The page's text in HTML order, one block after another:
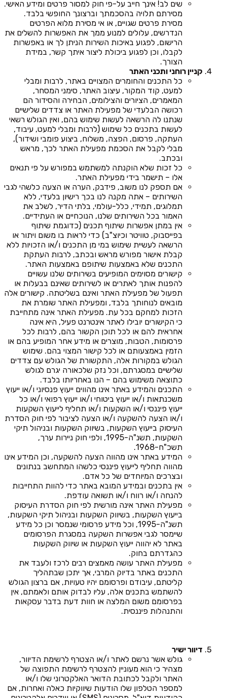
שים לב! אינך חייב על-פי חוק למסור פרטים ומידע האישי.
מסירתם תלויה בהסכמתך וברצונך החופשי בלבד.
מסירת פרטים שגויים, או אי מסירת מלוא הפרטים
הנדרשים, עלולים למנוע ממך את האפשרות להשלים את
הרישום, לפגוע באיכות השירות הניתן לך או באפשרות
לקבלו, וכן לפגוע ביכולת ליצור איתך קשר, במידת
הצורך.
קניין רוחני ותכני האתר
כל התכנים והחומרים המצויים באתר, לרבות ומבלי
למעט, קוד המקור, עיצוב האתר, סימני המסחר,
המאמרים, הציורים והצילומים, הבחירה והסידור הם
רכושה הבלעדי של מפעילת האתר או צדדים שלישיים
שנתנו לה הרשאה לעשות שימוש בהם, ואין הגולש רשאי
לעשות בתכנים כל שימוש (לרבות ומבלי למעט, עיבוד,
העתקה, פרסום, הפצה, משלוח, ביצוע פומבי ושידור),
מבלי לקבל את הסכמת מפעילת האתר לכך, מראש
ובכתב.
כל זכות שלא הוקנתה למשתמש במפורש על פי תנאים
אלו – תישמר בידי מפעילת האתר.
אם תספק לנו משוב, פידבק, הערה או הצעה כלשהי לגבי
השירותים – אתה מקנה לנו בכך רישיון בלעדי, ללא
תמלוגים, תמידי, כלל-עולמי, בלתי הדיר, לשלב את
האמור בכל השירותים שלנו, הנוכחיים או העתידיים.
אין במתן אפשרות שיתוף תכנים (כדוגמת שיתוף
בפייסבוק, טוויטר וכיוצ"ב) כדי לראות בו משום ויתור או
הרשאה לעשיית שימוש במי מן התכנים ו/או הזכויות ללא
קבלת אישור מפורש מראש ובכתב, לרבות העתקת
התכנים שלא באמצעות שיתופם באמצעות האתר.
קישורים מסוימים המופיעים בשירותים שלנו עשויים
להפנות אותך לאתרים או לשירותים שאינם בבעלות או
תפעול של מפעילת האתר ואינם בשליטתה. קישורים אלה
מובאים לנוחותך בלבד, ומפעילת האתר שומרת את
הזכות למחקם בכל עת. מפעילת האתר אינה מתחייבת
כי הקישורים יובילו לאתר אינטרנט פעיל, היא אינה
אחראית להם או לכל תוכן הקשור בהם, לרבות לכל
פרסומות, הטבות, מוצרים או מידע אחר המופיע בהם או
הזמין באמצעותם או לכל קישור המצוי בהם. שימוש
הגולש במקורות אלה, התקשורת של הגולש עם צדדים
שלישיים במסגרתם, וכל נזק שלכאורה יגרם לגולש
כתוצאה משימוש בהם – הנו באחריותו בלבד.
התכנים והמידע באתר אינו מהווים ייעוץ פנסיוני ו/או ייעוץ
משכנתאות ו/או ייעוץ ביטוחי ו/או ייעוץ רפואי ו/או כל
ייעוץ פיננסי ו/או השקעות ו/או תחליף לייעוץ השקעות
ו/או הצעה להשקעה ו/או הצעה לציבור לפי חוק הסדרת
העיסוק בייעוץ השקעות, בשיווק השקעות ובניהול תיקי
השקעות, תשנ"ה-1995, ולפי חוק ניירות ערך,
תשכ"ח-1968.
המידע באתר אינו מהווה הצעה להשקעה, וכן המידע אינו
מהווה תחליף לייעוץ פיננסי כלשהו המתחשב בנתונים
ובצרכים המיוחדים של כל אדם.
אין בתכנים ובמידע המובא באתר כדי להוות התחייבות
להנחה ו/או רווח ו/או תשואה עודפת.
מפעילת האתר אינה מורשית לפי חוק הסדרת העיסוק
בייעוץ השקעות, בשיווק השקעות ובניהול תיקי השקעות,
תשנ"ה-1995, וכל מידע פרסומי שנמסר וכן כל מידע
שיימסר לגבי אפשרות השקעה במסגרת הפרסומים
באתר לא יהווה ייעוץ השקעות או שיווק השקעות
כהגדרתם בחוק.
מפעילת האתר עושה מאמצים רבים לרכז ולעבד את
התכנים באתר בדיוק המרבי, אך יתכן שבתהליך
קליטתם, עיבודם ופרסומם יהיו טעויות, אם ברצון הגולש
להשתמש בתכנים אלה, עליו לבדוק אותם ולאמתם, אין
בפרסומם משום המלצה או חוות דעת בדבר עסקאות
והתנהלות פיננסית.
דיוור ישיר
גולש אשר נרשם לאתר ו/או הצטרף לרשימת הדיוור,
מצהיר כי הוא מעוניין להצטרף לרשימת התפוצה של
האתר ולקבל לכתובת הדואר האלקטרוני שלו ו/או
למספר הטלפון שלו הודעות שיווקיות כאלה ואחרות, אם